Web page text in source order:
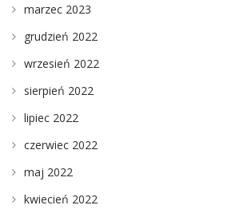
marzec 2023
grudzień 2022
wrzesień 2022
sierpień 2022
lipiec 2022
czerwiec 2022
maj 2022
kwiecień 2022